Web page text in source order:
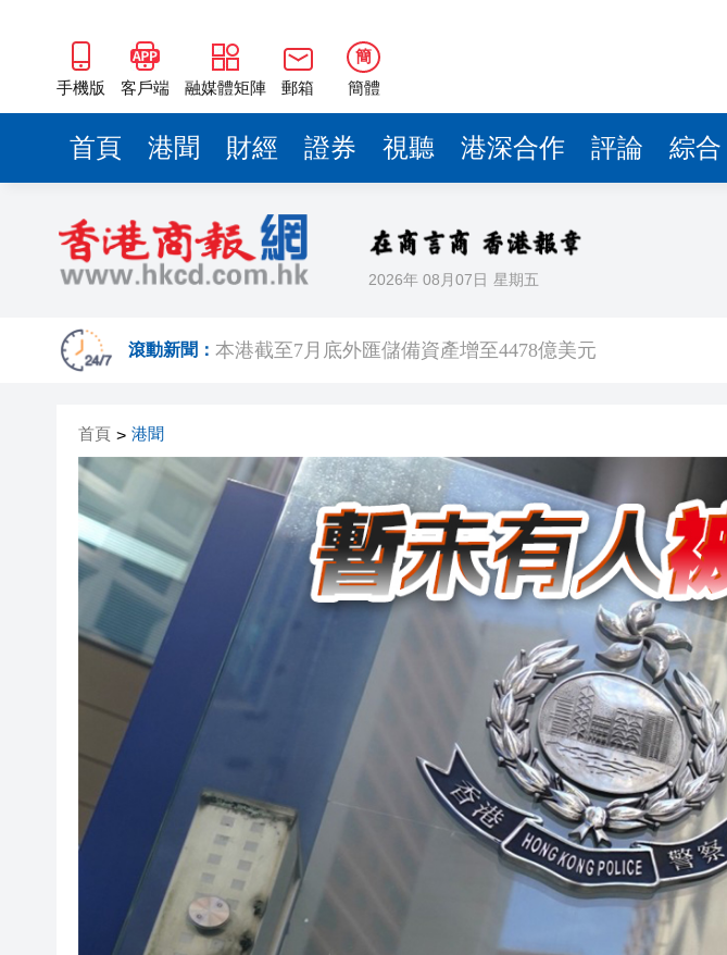
手機版 客戶端 融媒體矩陣 郵箱
簡
簡體
首頁 港聞 財經 證券 視聽 港深合作 評論 綜合
2026年 08月07日 星期五
滾動新聞： 本港截至7月底外匯儲備資產增至4478億美元
有片｜步態反常語無倫次 男旅客內褲藏2包冰毒 闖關西九龍
有片｜鄧炳強批記協換屆選舉無認受性 警告若涉危害國安
報考熱度持續高漲 今年深圳大學錄取457名港澳台僑生
有片〡警方葵涌廣場巡查掃童黨 網民：掃埋班賣書仔
首頁 > 港聞